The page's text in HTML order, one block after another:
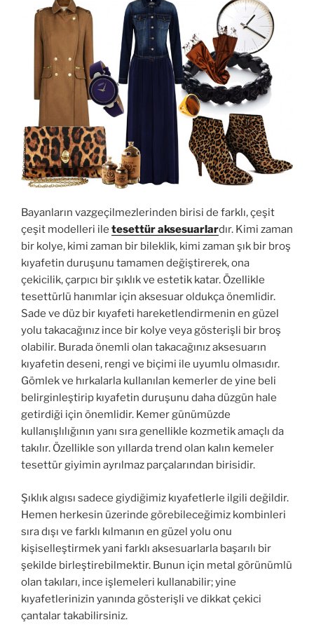
Bayanların vazgeçilmezlerinden birisi de farklı, çeşit
çeşit modelleri ile tesettür aksesuarlardır. Kimi zaman
bir kolye, kimi zaman bir bileklik, kimi zaman şık bir broş
kıyafetin duruşunu tamamen değiştirerek, ona
çekicilik, çarpıcı bir şıklık ve estetik katar. Özellikle
tesettürlü hanımlar için aksesuar oldukça önemlidir.
Sade ve düz bir kıyafeti hareketlendirmenin en güzel
yolu takacağınız ince bir kolye veya gösterişli bir broş
olabilir. Burada önemli olan takacağınız aksesuarın
kıyafetin deseni, rengi ve biçimi ile uyumlu olmasıdır.
Gömlek ve hırkalarla kullanılan kemerler de yine beli
belirginleştirip kıyafetin duruşunu daha düzgün hale
getirdiği için önemlidir. Kemer günümüzde
kullanışlılığının yanı sıra genellikle kozmetik amaçlı da
takılır. Özellikle son yıllarda trend olan kalın kemeler
tesettür giyimin ayrılmaz parçalarından birisidir.
Şıklık algısı sadece giydiğimiz kıyafetlerle ilgili değildir.
Hemen herkesin üzerinde görebileceğimiz kombinleri
sıra dışı ve farklı kılmanın en güzel yolu onu
kişiselleştirmek yani farklı aksesuarlarla başarılı bir
şekilde birleştirebilmektir. Bunun için metal görünümlü
olan takıları, ince işlemeleri kullanabilir; yine
kıyafetlerinizin yanında gösterişli ve dikkat çekici
çantalar takabilirsiniz.